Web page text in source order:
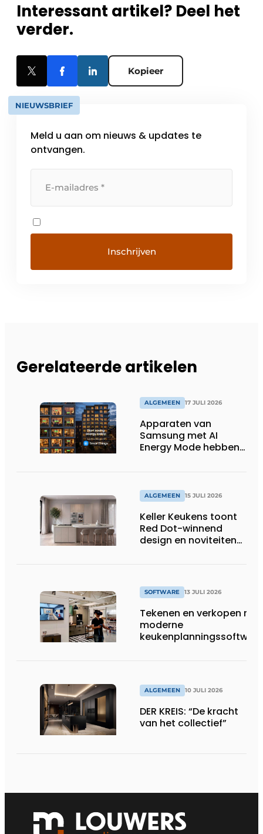
Interessant artikel? Deel het
verder.
Kopieer
NIEUWSBRIEF
Meld u aan om nieuws & updates te
ontvangen.
Gerelateerde artikelen
ALGEMEEN 17 JULI 2026
Apparaten van
Samsung met AI
Energy Mode hebben
huishoudens, wat
overeenkomt met het
wassen van 22.023.110
voetbalshirts
ALGEMEEN 15 JULI 2026
Keller Keukens toont
Red Dot-winnend
design en noviteiten
SOFTWARE 13 JULI 2026
Tekenen en verkopen met
moderne
keukenplanningssoftware
ALGEMEEN 10 JULI 2026
DER KREIS: “De kracht
van het collectief”